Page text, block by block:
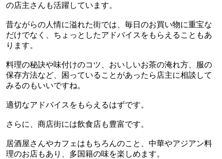
の店主さんも活躍しています。
昔ながらの人情に溢れた街では、毎日のお買い物に重宝な
だけでなく、ちょっとしたアドバイスをもらえることもあ
ります。
料理の秘訣や味付けのコツ、おいしいお茶の淹れ方、服の
保存方法など、困っていることがあったら店主に相談して
みるのもいいですね。
適切なアドバイスをもらえるはずです。
さらに、商店街には飲食店も豊富です。
居酒屋さんやカフェはもちろんのこと、中華やアジアン料
理のお店もあり、多国籍の味を楽しめます。